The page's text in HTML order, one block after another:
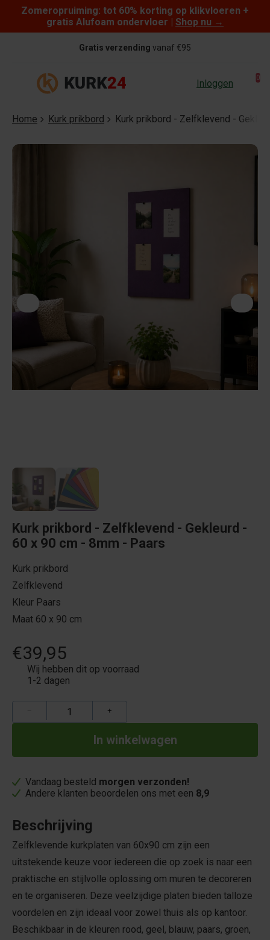
Skip to content
Zomeropruiming: tot 60% korting op klikvloeren +
gratis Alufoam ondervloer | Shop nu →
Gratis verzending vanaf €95
Inloggen 0
Home Kurk prikbord Kurk prikbord - Zelfklevend -
Kurk prikbord - Zelfklevend - Gekleurd -
60 x 90 cm - 8mm - Paars
Kurk prikbord
Zelfklevend
Kleur Paars
Maat 60 x 90 cm
€39,95
Wij hebben dit op voorraad
1-2 dagen
+
Vandaag besteld morgen verzonden!
Andere klanten beoordelen ons met een 8,9
Beschrijving
Zelfklevende kurkplaten van 60x90 cm zijn een
uitstekende keuze voor iedereen die op zoek is naar een
praktische en stijlvolle oplossing om muren te decoreren
en te organiseren. Deze veelzijdige platen bieden talloze
voordelen en zijn ideaal voor zowel thuis als op kantoor.
Beschikbaar in de kleuren rood, geel, blauw, paars, groen,